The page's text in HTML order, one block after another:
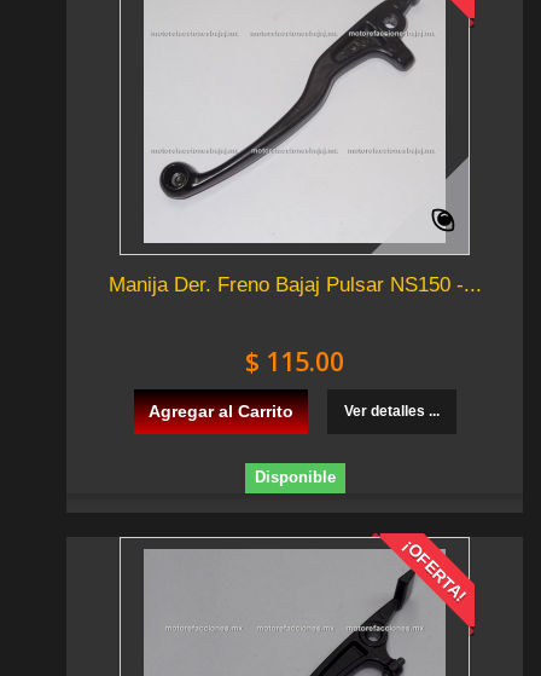
Manija Der. Freno Bajaj Pulsar NS150 -...
$ 115.00
Agregar al Carrito Ver detalles ...
Disponible
¡OFERTA!